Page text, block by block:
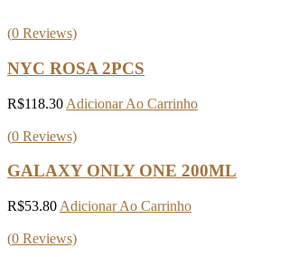
(0 Reviews)
NYC ROSA 2PCS
R$118.30 Adicionar Ao Carrinho
(0 Reviews)
GALAXY ONLY ONE 200ML
R$53.80 Adicionar Ao Carrinho
(0 Reviews)